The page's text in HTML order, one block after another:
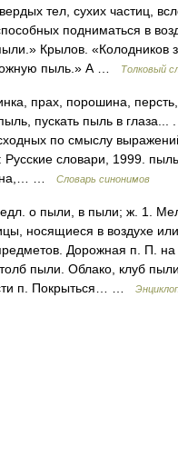
тел, сухих частиц,
подниматься в
Крылов. «Колодников
пыль.» А …
Толковый
прах, порошина, персть,
пускать пыль в глаза...
по смыслу
словари, 1999.
…
Словарь синонимов
о пыли, в пыли; ж. 1.
носящиеся в воздухе
Дорожная п. П. на
пыли. Облако, клуб
п. Покрыться… …